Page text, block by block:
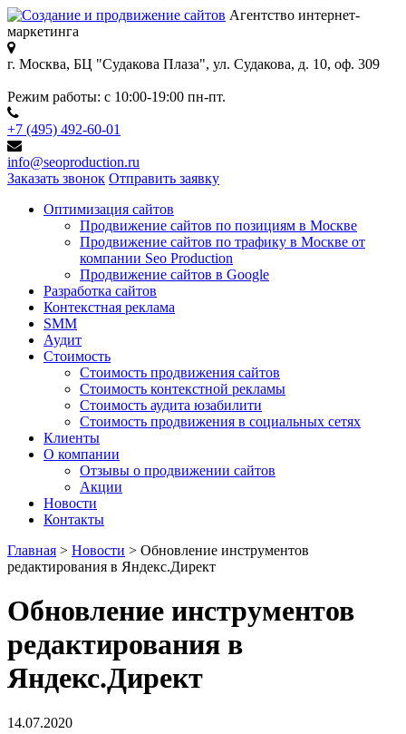
Агентство интернет-
маркетинга
г. Москва, БЦ "Судакова Плаза", ул. Судакова, д. 10, оф. 309
Режим работы: с 10:00-19:00 пн-пт.
+7 (495) 492-60-01
info@seoproduction.ru
Заказать звонок Отправить заявку
Оптимизация сайтов
Продвижение сайтов по позициям в Москве
Продвижение сайтов по трафику в Москве от
компании Seo Production
Продвижение сайтов в Google
Разработка сайтов
Контекстная реклама
SMM
Аудит
Стоимость
Стоимость продвижения сайтов
Стоимость контекстной рекламы
Стоимость аудита юзабилити
Стоимость продвижения в социальных сетях
Клиенты
О компании
Отзывы о продвижении сайтов
Акции
Новости
Контакты
Главная > Новости > Обновление инструментов
редактирования в Яндекс.Директ
Обновление инструментов
редактирования в
Яндекс.Директ
14.07.2020